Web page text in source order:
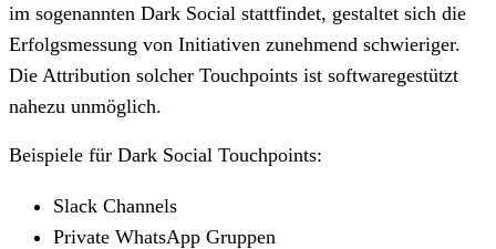
im sogenannten Dark Social stattfindet, gestaltet sich die
Erfolgsmessung von Initiativen zunehmend schwieriger.
Die Attribution solcher Touchpoints ist softwaregestützt
nahezu unmöglich.
Beispiele für Dark Social Touchpoints:
Slack Channels
Private WhatsApp Gruppen